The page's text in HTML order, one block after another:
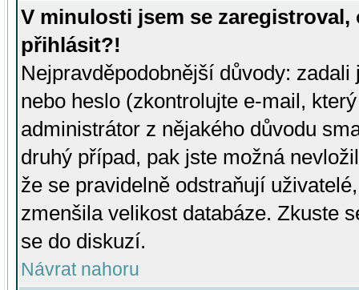
V minulosti jsem se
přihlásit?!
Nejpravděpodobnější důvody:
nebo heslo (zkontrolujte e-mail,
administrátor z nějakého důvodu
druhý případ, pak jste možná
že se pravidelně odstraňují
zmenšila velikost databáze. Zkuste
se do diskuzí.
Návrat nahoru